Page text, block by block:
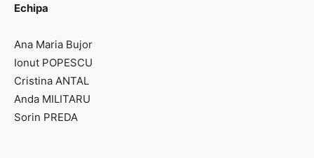
Echipa
Ana Maria Bujor
Ionut POPESCU
Cristina ANTAL
Anda MILITARU
Sorin PREDA